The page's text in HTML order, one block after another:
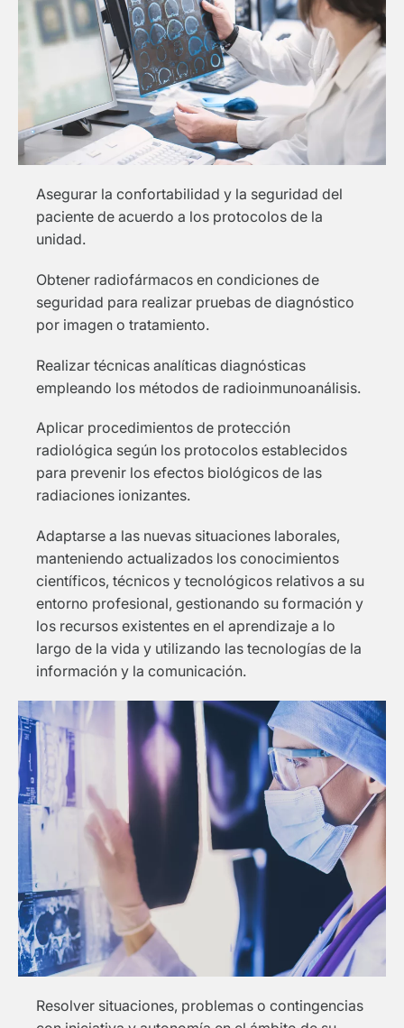
Asegurar la confortabilidad y la seguridad del
paciente de acuerdo a los protocolos de la
unidad.
Obtener radiofármacos en condiciones de
seguridad para realizar pruebas de diagnóstico
por imagen o tratamiento.
Realizar técnicas analíticas diagnósticas
empleando los métodos de radioinmunoanálisis.
Aplicar procedimientos de protección
radiológica según los protocolos establecidos
para prevenir los efectos biológicos de las
radiaciones ionizantes.
Adaptarse a las nuevas situaciones laborales,
manteniendo actualizados los conocimientos
científicos, técnicos y tecnológicos relativos a su
entorno profesional, gestionando su formación y
los recursos existentes en el aprendizaje a lo
largo de la vida y utilizando las tecnologías de la
información y la comunicación.
Resolver situaciones, problemas o contingencias